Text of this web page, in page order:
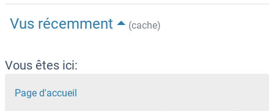
Vus récemment (cache)
Vous êtes ici:
Page d'accueil